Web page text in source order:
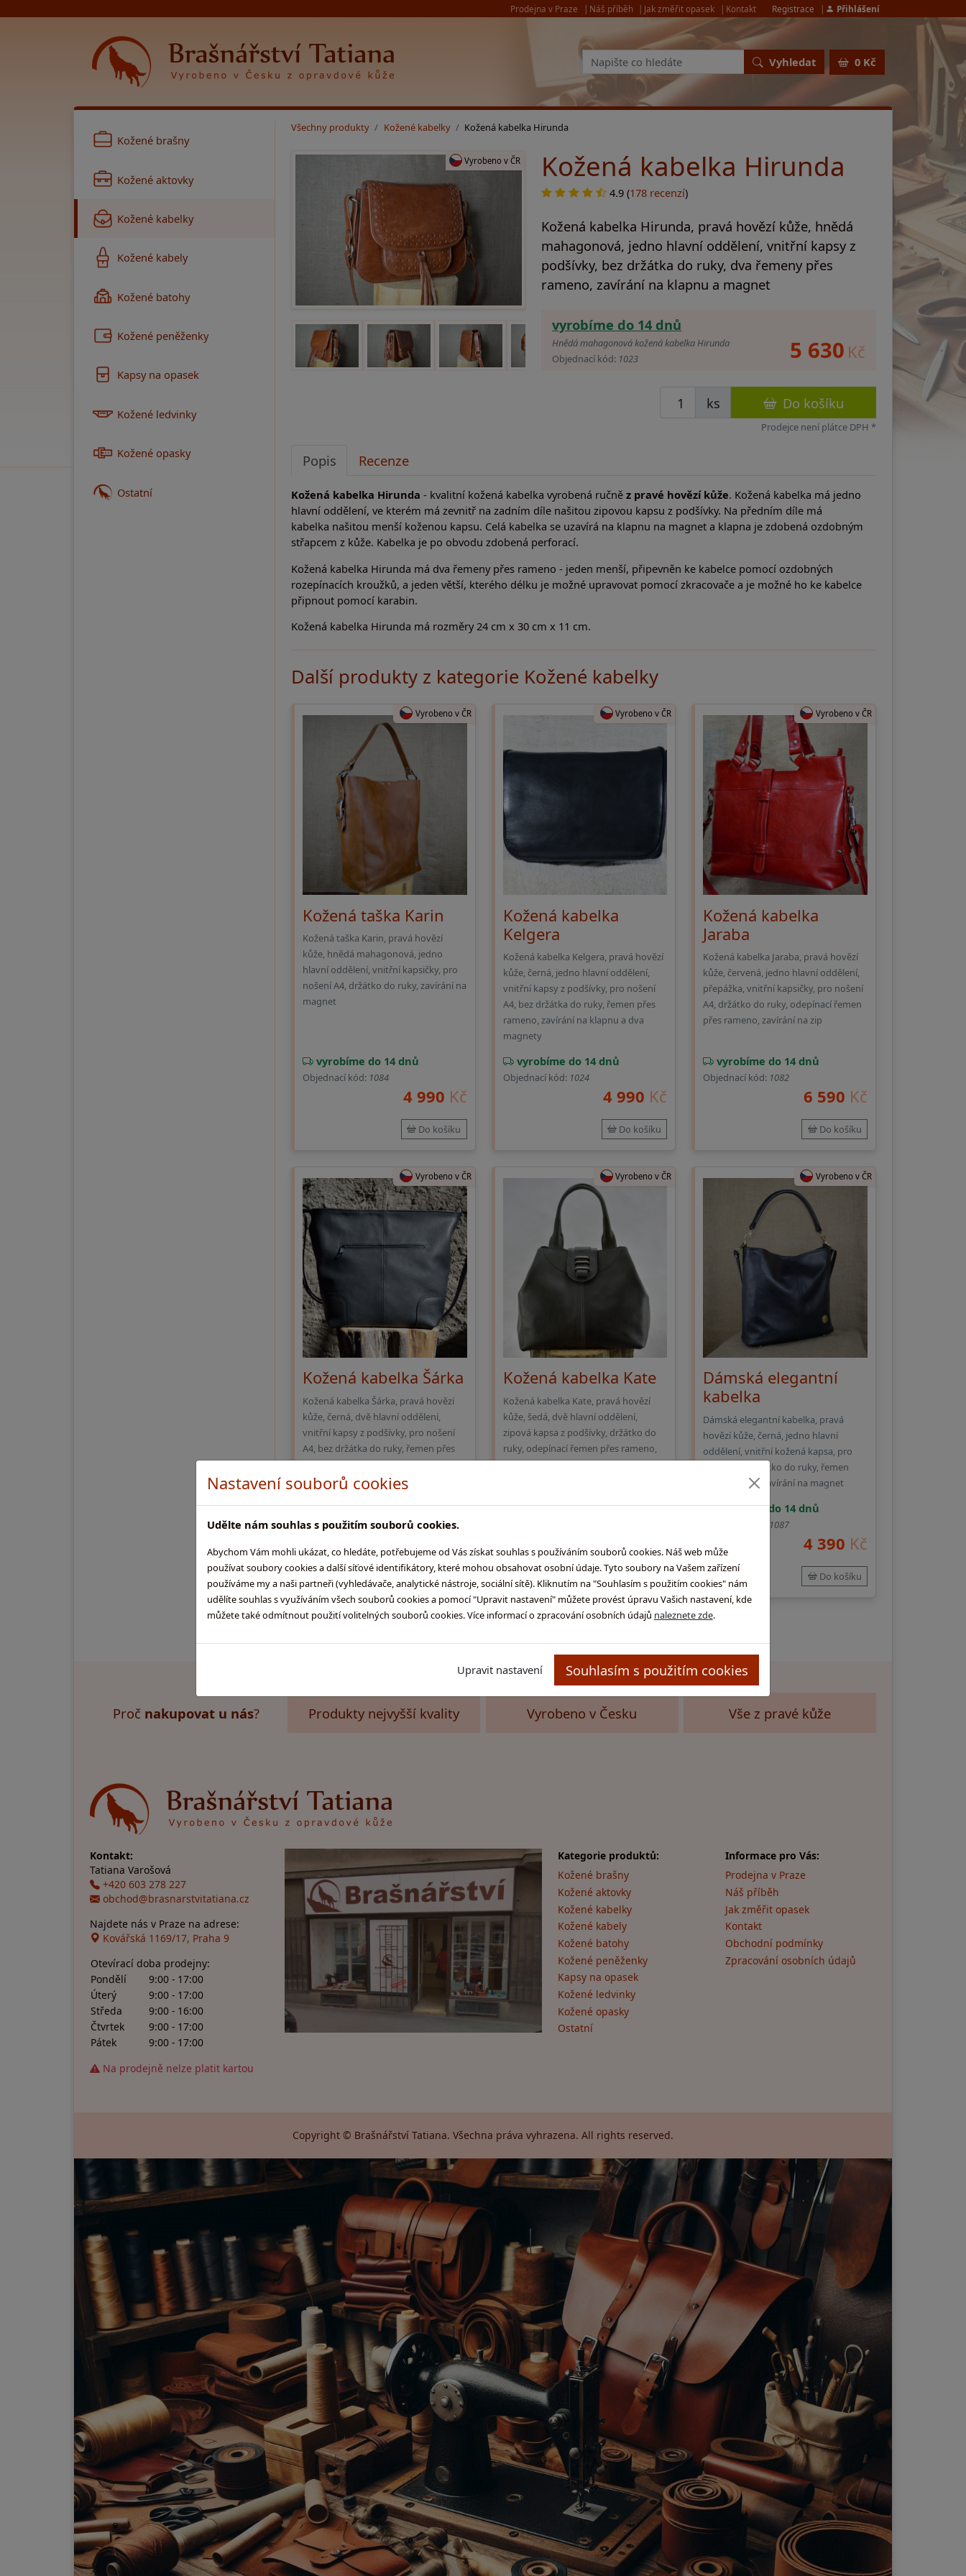
Nastavení souborů cookies
Udělte nám souhlas s použitím souborů cookies.
Abychom Vám mohli ukázat, co hledáte, potřebujeme od Vás získat souhlas s používáním souborů cookies. Náš web může
používat soubory cookies a další síťové identifikátory, které mohou obsahovat osobní údaje. Tyto soubory na Vašem zařízení
používáme my a naši partneři (vyhledávače, analytické nástroje, sociální sítě). Kliknutím na "Souhlasím s použitím cookies" nám
udělíte souhlas s využíváním všech souborů cookies a pomocí "Upravit nastavení" můžete provést úpravu Vašich nastavení, kde
můžete také odmítnout použití volitelných souborů cookies. Více informací o zpracování osobních údajů naleznete zde.
Upravit nastavení Souhlasím s použitím cookies
Prodejna v Praze Náš příběh Jak změřit opasek Kontakt Registrace Přihlášení
Vyhledat 0 Kč
Kožené brašny
Kožené aktovky
Kožené kabelky
Kožené kabely
Kožené batohy
Kožené peněženky
Kapsy na opasek
Kožené ledvinky
Kožené opasky
Ostatní
Všechny produkty Kožené kabelky Kožená kabelka Hirunda
Vyrobeno v ČR Kožená kabelka Hirunda
4.9 (178 recenzí)
Kožená kabelka Hirunda, pravá hovězí kůže, hnědá
mahagonová, jedno hlavní oddělení, vnitřní kapsy z
podšívky, bez držátka do ruky, dva řemeny přes
rameno, zavírání na klapnu a magnet
vyrobíme do 14 dnů
Hnědá mahagonová kožená kabelka Hirunda
Objednací kód:1023 5 630 Kč
ks Do košíku
Prodejce není plátce DPH *
Popis Recenze
Kožená kabelka Hirunda - kvalitní kožená kabelka vyrobená ručně z pravé hovězí kůže. Kožená kabelka má jedno
hlavní oddělení, ve kterém má zevnitř na zadním díle našitou zipovou kapsu z podšívky. Na předním díle má
kabelka našitou menší koženou kapsu. Celá kabelka se uzavírá na klapnu na magnet a klapna je zdobená ozdobným
střapcem z kůže. Kabelka je po obvodu zdobená perforací.
Kožená kabelka Hirunda má dva řemeny přes rameno - jeden menší, připevněn ke kabelce pomocí ozdobných
rozepínacích kroužků, a jeden větší, kterého délku je možné upravovat pomocí zkracovače a je možné ho ke kabelce
připnout pomocí karabin.
Kožená kabelka Hirunda má rozměry 24 cm x 30 cm x 11 cm.
Další produkty z kategorie Kožené kabelky
Vyrobeno v ČR
Kožená taška Karin
Kožená taška Karin, pravá hovězí
kůže, hnědá mahagonová, jedno
hlavní oddělení, vnitřní kapsičky, pro
nošení A4, držátko do ruky, zavírání na
magnet
vyrobíme do 14 dnů
Objednací kód: 1084
4 990 Kč
Do košíku
Vyrobeno v ČR
Kožená kabelka
Kelgera
Kožená kabelka Kelgera, pravá hovězí
kůže, černá, jedno hlavní oddělení,
vnitřní kapsy z podšívky, pro nošení
A4, bez držátka do ruky, řemen přes
rameno, zavírání na klapnu a dva
magnety
vyrobíme do 14 dnů
Objednací kód:1024
4 990 Kč
Do košíku
Vyrobeno v ČR
Kožená kabelka
Jaraba
Kožená kabelka Jaraba, pravá hovězí
kůže, červená, jedno hlavní oddělení,
přepážka, vnitřní kapsičky, pro nošení
A4, držátko do ruky, odepínací řemen
přes rameno, zavírání na zip
vyrobíme do 14 dnů
Objednací kód: 1082
6 590 Kč
Do košíku
Vyrobeno v ČR
Kožená kabelka Šárka
Kožená kabelka Šárka, pravá hovězí
kůže, černá, dvě hlavní oddělení,
vnitřní kapsy z podšívky, pro nošení
A4, bez držátka do ruky, řemen přes
rameno, zavírání na zip
vyrobíme do 14 dnů
Objednací kód:1028
6 490 Kč
Do košíku
Vyrobeno v ČR
Kožená kabelka Kate
Kožená kabelka Kate, pravá hovězí
kůže, šedá, dvě hlavní oddělení,
zipová kapsa z podšívky, držátko do
ruky, odepínací řemen přes rameno,
zavírání na kovový druk
vyrobíme do 7 dnů
5 490 Kč
Do košíku
Vyrobeno v ČR
Dámská elegantní
kabelka
Dámská elegantní kabelka, pravá
hovězí kůže, černá, jedno hlavní
oddělení, vnitřní kožená kapsa, pro
nošení A4, držátko do ruky, řemen
přes rameno, zavírání na magnet
vyrobíme do 14 dnů
1087
4 390 Kč
Do košíku
Proč nakupovat u nás? Produkty nejvyšší kvality Vyrobeno v Česku Vše z pravé kůže
Kontakt:
Tatiana Varošová
+420 603 278 227
obchod@brasnarstvitatiana.cz
Najdete nás v Praze na adrese:
Kovářská 1169/17, Praha 9
Otevírací doba prodejny:
Pondělí
9:00 - 17:00
Úterý
9:00 - 17:00
Středa
9:00 - 16:00
Čtvrtek
9:00 - 17:00
Pátek
9:00 - 17:00
Na prodejně nelze platit kartou
Kategorie produktů:
Kožené brašny
Kožené aktovky
Kožené kabelky
Kožené kabely
Kožené batohy
Kožené peněženky
Kapsy na opasek
Kožené ledvinky
Kožené opasky
Ostatní
Informace pro Vás:
Prodejna v Praze
Náš příběh
Jak změřit opasek
Kontakt
Obchodní podmínky
Zpracování osobních údajů
Copyright © Brašnářství Tatiana. Všechna práva vyhrazena. All rights reserved.